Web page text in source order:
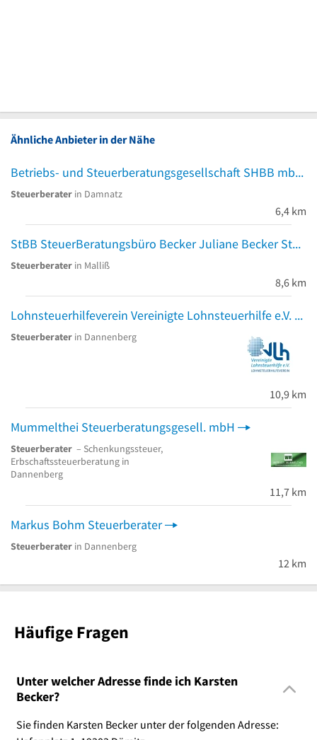
Ähnliche Anbieter in der Nähe
Betriebs- und Steuerberatungsgesellschaft SHBB mbH
Steuerberater in Damnatz
6,4 km
StBB SteuerBeratungsbüro Becker Juliane Becker Steuerberater
Steuerberater in Malliß
8,6 km
Lohnsteuerhilfeverein Vereinigte Lohnsteuerhilfe e.V. Tügel Mirko
Steuerberater in Dannenberg
10,9 km
Mummelthei Steuerberatungsgesell. mbH
Steuerberater – Schenkungssteuer,
Erbschaftssteuerberatung in
Dannenberg
11,7 km
Markus Bohm Steuerberater
Steuerberater in Dannenberg
12 km
Häufige Fragen
Unter welcher Adresse finde ich Karsten
Becker?
Sie finden Karsten Becker unter der folgenden Adresse: